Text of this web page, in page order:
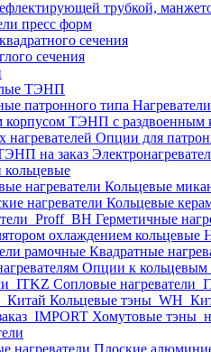
пресс форм
квадратного сечения
сечения
ТЭНП
ТЭНП с раздвоенным
Опции для
кольцевые
Кольцевые
Кольцевые
Герметичные
Квадратные
Опции к кольцевым
Cопловые
Кольцевые
Хомутовые
Плоские